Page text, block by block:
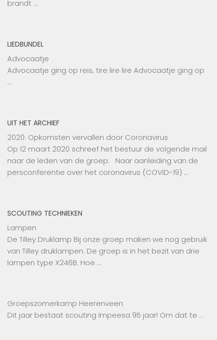
brandt …
LIEDBUNDEL
Advocaatje
Advocaatje ging op reis, tire lire lire Advocaatje ging op
…
UIT HET ARCHIEF
2020: Opkomsten vervallen door Coronavirus
Op 12 maart 2020 schreef het bestuur de volgende mail
naar de leden van de groep: Naar aanleiding van de
persconferentie over het coronavirus (COVID-19) …
SCOUTING TECHNIEKEN
Lampen
De Tilley Druklamp Bij onze groep maken we nog gebruik
van Tilley druklampen. De groep is in het bezit van drie
lampen type X246B. Hoe …
Groepszomerkamp Heerenveen
Dit jaar bestaat scouting Impeesa 95 jaar! Om dat te …